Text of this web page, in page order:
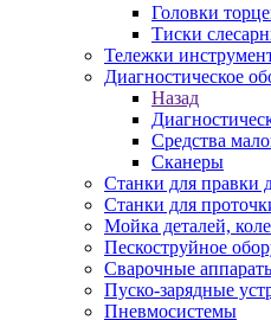
Головки
Тиски
Тележки
Диагностическое
Назад
Средства
Сканеры
Станки для правки
Станки для
Мойка деталей,
Пескоструйное
Сварочные
Пуско-зарядные
Пневмосистемы